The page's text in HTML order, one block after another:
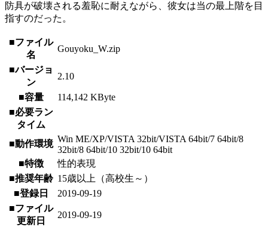
防具が破壊される羞恥に耐えながら、彼女は当の最上階を目
指すのだった。
■ファイル
名
Gouyoku_W.zip
■バージョ
ン
2.10
■容量
114,142 KByte
■必要ラン
タイム
■動作環境 Win ME/XP/VISTA 32bit/VISTA 64bit/7 64bit/8
32bit/8 64bit/10 32bit/10 64bit
■特徴
性的表現
■推奨年齢 15歳以上（高校生～）
■登録日
2019-09-19
■ファイル
更新日
2019-09-19